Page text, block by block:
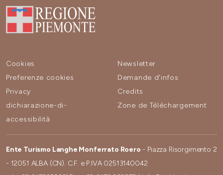
Cookies
Preferenze cookies
Privacy
dichiarazione-di-
accessibilità
Newsletter
Demande d'infos
Credits
Zone de Téléchargement
Ente Turismo Langhe Monferrato Roero - Piazza Risorgimento 2
- 12051 ALBA (CN). C.F. e P.IVA 02513140042